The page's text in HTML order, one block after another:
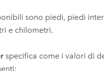
sono piedi, piedi
e chilometri.
specifica come i valori di